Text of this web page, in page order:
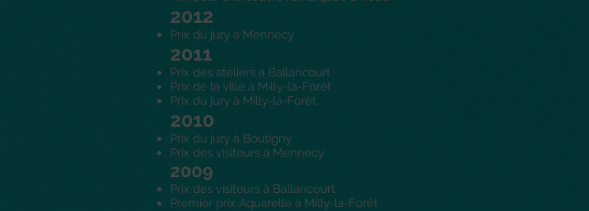
2012
Prix du jury à Mennecy
2011
Prix des ateliers à Ballancourt
Prix de la ville à Milly-la-Forêt
Prix du jury à Milly-la-Forêt
2010
Prix du jury à Boutigny
Prix des visiteurs à Mennecy
2009
Prix des visiteurs à Ballancourt
Premier prix Aquarelle à Milly-la-Forêt